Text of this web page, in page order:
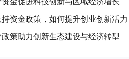
资金政策，如何提升创业创新活
策助力创新生态建设与经济转型